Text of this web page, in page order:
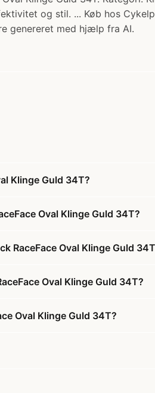
og stil. ... Køb hos
genereret med hjælp fra AI.
Klinge Guld 34T?
Oval Klinge Guld 34T?
RaceFace Oval Klinge Guld
Oval Klinge Guld 34T?
Oval Klinge Guld 34T?